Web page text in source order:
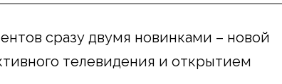
сразу двумя новинками – новой
телевидения и открытием